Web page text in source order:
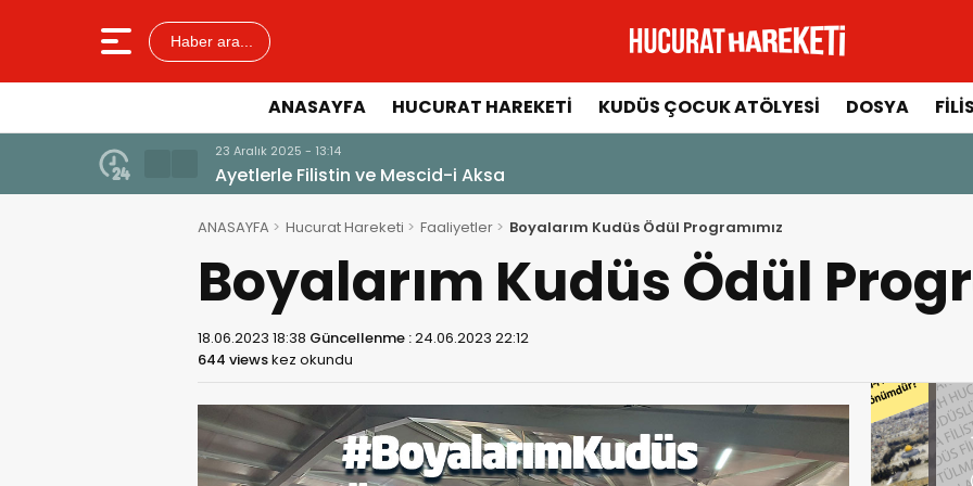
Haber ara...
ANASAYFA HUCURAT HAREKETI KUDÜS ÇOCUK ATÖLYESI DOSYA
23 Aralık 2025 - 13:14
Ayetlerle Filistin ve Mescid-i Aksa
ANASAYFA Hucurat Hareketi Faaliyetler Boyalarım Kudüs Ödül Programımız
Boyalarım Kudüs Ödül
18.06.2023 18:38 Güncellenme :24.06.2023 22:12
644 viewskez okundu